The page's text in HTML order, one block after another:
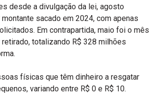
desde a divulgação da lei, agosto
sacado em 2024, com apenas
Em contrapartida, maio foi o mês
totalizando R$ 328 milhões
físicas que têm dinheiro a resgatar
variando entre R$ 0 e R$ 10.